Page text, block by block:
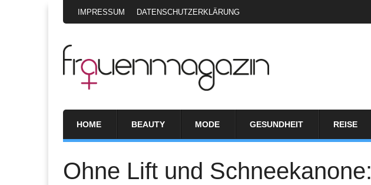
IMPRESSUM DATENSCHUTZERKLÄRUNG
HOME BEAUTY MODE GESUNDHEIT REISE
Ohne Lift und Schneekanone: